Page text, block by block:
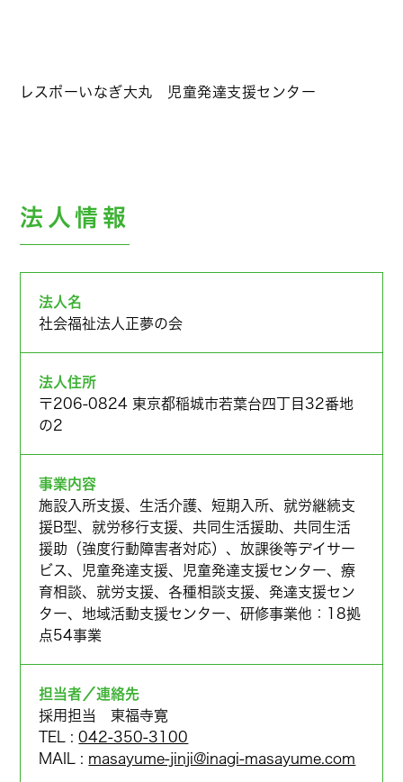
レスポーいなぎ大丸 児童発達支援センター
法人情報
法人名
社会福祉法人正夢の会
法人住所
〒206-0824 東京都稲城市若葉台四丁目32番地
の2
事業内容
施設入所支援、生活介護、短期入所、就労継続支
援B型、就労移行支援、共同生活援助、共同生活
援助（強度行動障害者対応）、放課後等デイサー
ビス、児童発達支援、児童発達支援センター、療
育相談、就労支援、各種相談支援、発達支援セン
ター、地域活動支援センター、研修事業他：18拠
点54事業
担当者／連絡先
採用担当 東福寺寛
TEL :042-350-3100
MAIL : masayume-jinji@inagi-masayume.com